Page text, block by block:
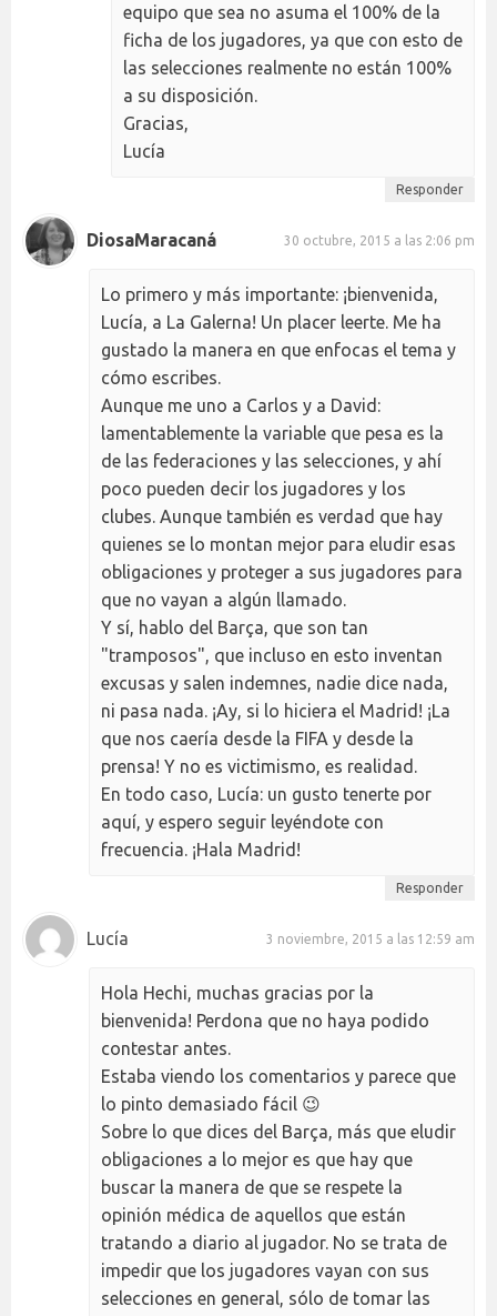
equipo que sea no asuma el 100% de la
ficha de los jugadores, ya que con esto de
las selecciones realmente no están 100%
a su disposición.
Gracias,
Lucía
Responder
DiosaMaracaná 30 octubre, 2015 a las 2:06 pm
Lo primero y más importante: ¡bienvenida,
Lucía, a La Galerna! Un placer leerte. Me ha
gustado la manera en que enfocas el tema y
cómo escribes.
Aunque me uno a Carlos y a David:
lamentablemente la variable que pesa es la
de las federaciones y las selecciones, y ahí
poco pueden decir los jugadores y los
clubes. Aunque también es verdad que hay
quienes se lo montan mejor para eludir esas
obligaciones y proteger a sus jugadores para
que no vayan a algún llamado.
Y sí, hablo del Barça, que son tan
"tramposos", que incluso en esto inventan
excusas y salen indemnes, nadie dice nada,
ni pasa nada. ¡Ay, si lo hiciera el Madrid! ¡La
que nos caería desde la FIFA y desde la
prensa! Y no es victimismo, es realidad.
En todo caso, Lucía: un gusto tenerte por
aquí, y espero seguir leyéndote con
frecuencia. ¡Hala Madrid!
Responder
Lucía 3 noviembre, 2015 a las 12:59 am
Hola Hechi, muchas gracias por la
bienvenida! Perdona que no haya podido
contestar antes.
Estaba viendo los comentarios y parece que
lo pinto demasiado fácil 😉
Sobre lo que dices del Barça, más que eludir
obligaciones a lo mejor es que hay que
buscar la manera de que se respete la
opinión médica de aquellos que están
tratando a diario al jugador. No se trata de
impedir que los jugadores vayan con sus
selecciones en general, sólo de tomar las